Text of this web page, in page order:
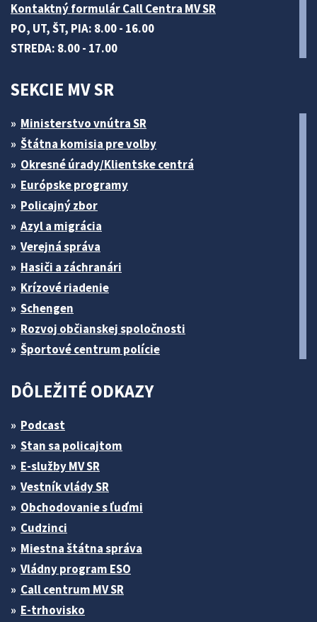
Kontaktný formulár Call Centra MV SR
PO, UT, ŠT, PIA: 8.00 - 16.00
STREDA: 8.00 - 17.00
SEKCIE MV SR
Ministerstvo vnútra SR
Štátna komisia pre volby
Okresné úrady/Klientske centrá
Európske programy
Policajný zbor
Azyl a migrácia
Verejná správa
Hasiči a záchranári
Krízové riadenie
Schengen
Rozvoj občianskej spoločnosti
Športové centrum polície
DÔLEŽITÉ ODKAZY
Podcast
Stan sa policajtom
E-služby MV SR
Vestník vlády SR
Obchodovanie s ľuďmi
Cudzinci
Miestna štátna správa
Vládny program ESO
Call centrum MV SR
E-trhovisko